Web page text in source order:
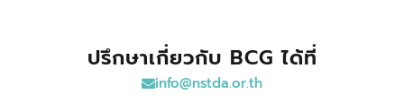
ปรึกษาเกี่ยวกับ BCG ได้ที่
info@nstda.or.th